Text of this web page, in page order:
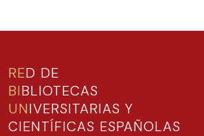
RED DE
BIBLIOTECAS
UNIVERSITARIAS Y
CIENTÍFICAS ESPAÑOLAS